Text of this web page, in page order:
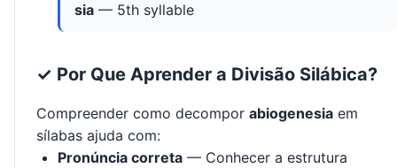
sia — 5th syllable
✓ Por Que Aprender a Divisão Silábica?
Compreender como decompor abiogenesia em
sílabas ajuda com:
Pronúncia correta — Conhecer a estrutura